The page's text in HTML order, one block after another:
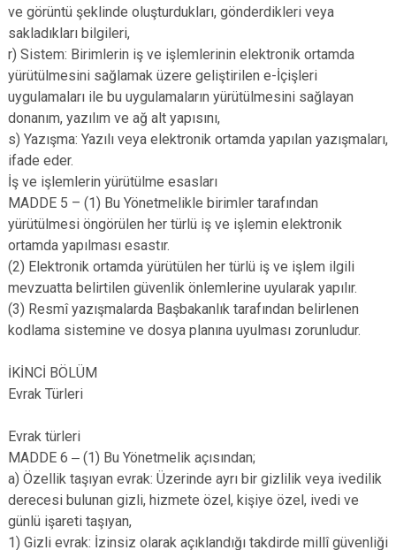
ve görüntü şeklinde oluşturdukları, gönderdikleri veya
sakladıkları bilgileri,
r) Sistem: Birimlerin iş ve işlemlerinin elektronik ortamda
yürütülmesini sağlamak üzere geliştirilen e-İçişleri
uygulamaları ile bu uygulamaların yürütülmesini sağlayan
donanım, yazılım ve ağ alt yapısını,
s) Yazışma: Yazılı veya elektronik ortamda yapılan yazışmaları,
ifade eder.
İş ve işlemlerin yürütülme esasları
MADDE 5 – (1) Bu Yönetmelikle birimler tarafından
yürütülmesi öngörülen her türlü iş ve işlemin elektronik
ortamda yapılması esastır.
(2) Elektronik ortamda yürütülen her türlü iş ve işlem ilgili
mevzuatta belirtilen güvenlik önlemlerine uyularak yapılır.
(3) Resmî yazışmalarda Başbakanlık tarafından belirlenen
kodlama sistemine ve dosya planına uyulması zorunludur.
İKİNCİ BÖLÜM
Evrak Türleri
Evrak türleri
MADDE 6 ‒ (1) Bu Yönetmelik açısından;
a) Özellik taşıyan evrak: Üzerinde ayrı bir gizlilik veya ivedilik
derecesi bulunan gizli, hizmete özel, kişiye özel, ivedi ve
günlü işareti taşıyan,
1) Gizli evrak: İzinsiz olarak açıklandığı takdirde millî güvenliği